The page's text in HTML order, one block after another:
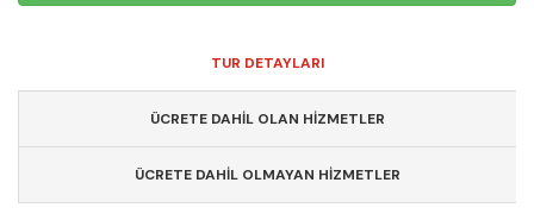
TUR DETAYLARI
ÜCRETE DAHİL OLAN HİZMETLER
ÜCRETE DAHİL OLMAYAN HİZMETLER